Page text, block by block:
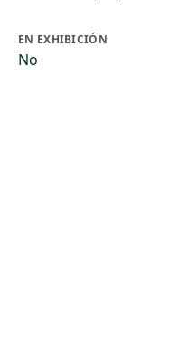
EN EXHIBICIÓN
No